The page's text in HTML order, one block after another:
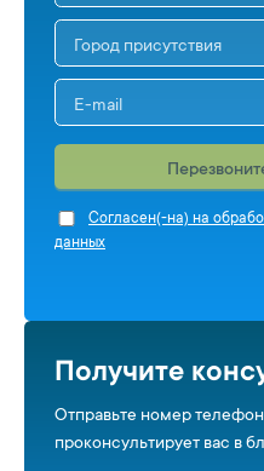
Cогласен(-на) на
данных
Получите
Отправьте номер
проконсультирует вас в